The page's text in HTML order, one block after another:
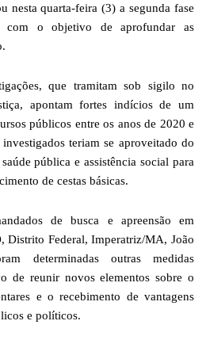
nesta quarta-feira (3) a segunda fase
com o objetivo de aprofundar as
que tramitam sob sigilo no
apontam fortes indícios de um
públicos entre os anos de 2020 e
teriam se aproveitado do
pública e assistência social para
de cestas básicas.
de busca e apreensão em
Distrito Federal, Imperatriz/MA, João
determinadas outras medidas
de reunir novos elementos sobre o
e o recebimento de vantagens
e políticos.